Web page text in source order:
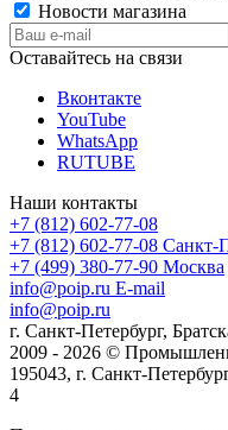
Новости магазина
Оставайтесь на связи
Вконтакте
YouTube
WhatsApp
RUTUBE
Наши контакты
+7 (812) 602-77-08
+7 (812) 602-77-08 Санкт-
+7 (499) 380-77-90 Москва
info@poip.ru E-mail
info@poip.ru
г. Санкт-Петербург,
2009 - 2026 ©
195043, г. Санкт-
4